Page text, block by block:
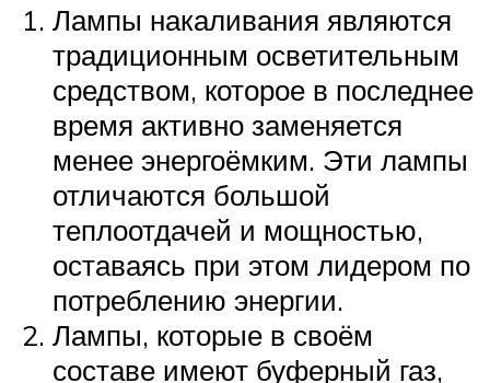
Лампы накаливания являются
традиционным осветительным
средством, которое в последнее
время активно заменяется
менее энергоёмким. Эти лампы
отличаются большой
теплоотдачей и мощностью,
оставаясь при этом лидером по
потреблению энергии.
Лампы, которые в своём
составе имеют буферный газ,